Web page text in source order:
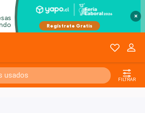
×
FILTRAR